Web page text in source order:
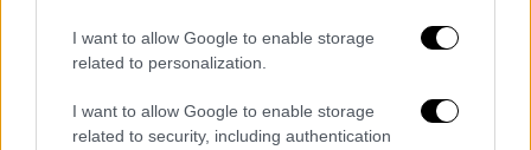
I want to allow Google to enable storage
related to personalization.
I want to allow Google to enable storage
related to security, including authentication
Ελλάδα|28.07.2022 20:12